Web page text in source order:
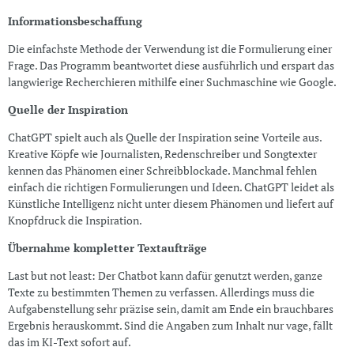
Informationsbeschaffung
Die einfachste Methode der Verwendung ist die Formulierung einer
Frage. Das Programm beantwortet diese ausführlich und erspart das
langwierige Recherchieren mithilfe einer Suchmaschine wie Google.
Quelle der Inspiration
ChatGPT spielt auch als Quelle der Inspiration seine Vorteile aus.
Kreative Köpfe wie Journalisten, Redenschreiber und Songtexter
kennen das Phänomen einer Schreibblockade. Manchmal fehlen
einfach die richtigen Formulierungen und Ideen. ChatGPT leidet als
Künstliche Intelligenz nicht unter diesem Phänomen und liefert auf
Knopfdruck die Inspiration.
Übernahme kompletter Textaufträge
Last but not least: Der Chatbot kann dafür genutzt werden, ganze
Texte zu bestimmten Themen zu verfassen. Allerdings muss die
Aufgabenstellung sehr präzise sein, damit am Ende ein brauchbares
Ergebnis herauskommt. Sind die Angaben zum Inhalt nur vage, fällt
das im KI-Text sofort auf.